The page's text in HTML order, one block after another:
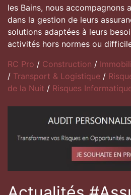
les Bains, nous accompagnons
dans la gestion de leurs
solutions adaptées à leurs
activités hors normes ou
RC Pro / Construction /
/ Transport & Logistique /
de la Nuit / Risques